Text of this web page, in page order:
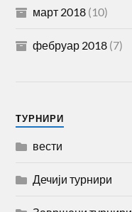
март 2018 (10)
фебруар 2018 (7)
TУРНИРИ
вести
Дечији турнири